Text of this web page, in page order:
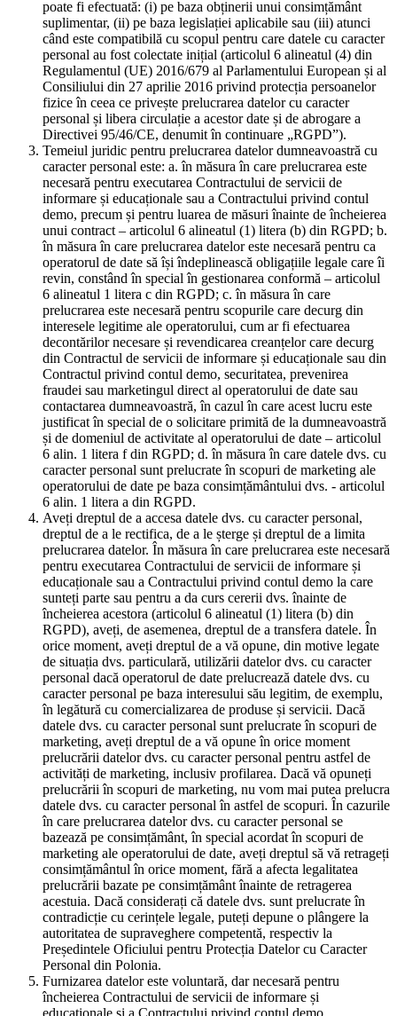
poate fi efectuată: (i) pe baza obținerii unui consimțământ
suplimentar, (ii) pe baza legislației aplicabile sau (iii) atunci
când este compatibilă cu scopul pentru care datele cu caracter
personal au fost colectate inițial (articolul 6 alineatul (4) din
Regulamentul (UE) 2016/679 al Parlamentului European și al
Consiliului din 27 aprilie 2016 privind protecția persoanelor
fizice în ceea ce privește prelucrarea datelor cu caracter
personal și libera circulație a acestor date și de abrogare a
Directivei 95/46/CE, denumit în continuare „RGPD”).
Temeiul juridic pentru prelucrarea datelor dumneavoastră cu
caracter personal este: a. în măsura în care prelucrarea este
necesară pentru executarea Contractului de servicii de
informare și educaționale sau a Contractului privind contul
demo, precum și pentru luarea de măsuri înainte de încheierea
unui contract – articolul 6 alineatul (1) litera (b) din RGPD; b.
în măsura în care prelucrarea datelor este necesară pentru ca
operatorul de date să își îndeplinească obligațiile legale care îi
revin, constând în special în gestionarea conformă – articolul
6 alineatul 1 litera c din RGPD; c. în măsura în care
prelucrarea este necesară pentru scopurile care decurg din
interesele legitime ale operatorului, cum ar fi efectuarea
decontărilor necesare și revendicarea creanțelor care decurg
din Contractul de servicii de informare și educaționale sau din
Contractul privind contul demo, securitatea, prevenirea
fraudei sau marketingul direct al operatorului de date sau
contactarea dumneavoastră, în cazul în care acest lucru este
justificat în special de o solicitare primită de la dumneavoastră
și de domeniul de activitate al operatorului de date – articolul
6 alin. 1 litera f din RGPD; d. în măsura în care datele dvs. cu
caracter personal sunt prelucrate în scopuri de marketing ale
operatorului de date pe baza consimțământului dvs. - articolul
6 alin. 1 litera a din RGPD.
Aveți dreptul de a accesa datele dvs. cu caracter personal,
dreptul de a le rectifica, de a le șterge și dreptul de a limita
prelucrarea datelor. În măsura în care prelucrarea este necesară
pentru executarea Contractului de servicii de informare și
educaționale sau a Contractului privind contul demo la care
sunteți parte sau pentru a da curs cererii dvs. înainte de
încheierea acestora (articolul 6 alineatul (1) litera (b) din
RGPD), aveți, de asemenea, dreptul de a transfera datele. În
orice moment, aveți dreptul de a vă opune, din motive legate
de situația dvs. particulară, utilizării datelor dvs. cu caracter
personal dacă operatorul de date prelucrează datele dvs. cu
caracter personal pe baza interesului său legitim, de exemplu,
în legătură cu comercializarea de produse și servicii. Dacă
datele dvs. cu caracter personal sunt prelucrate în scopuri de
marketing, aveți dreptul de a vă opune în orice moment
prelucrării datelor dvs. cu caracter personal pentru astfel de
activități de marketing, inclusiv profilarea. Dacă vă opuneți
prelucrării în scopuri de marketing, nu vom mai putea prelucra
datele dvs. cu caracter personal în astfel de scopuri. În cazurile
în care prelucrarea datelor dvs. cu caracter personal se
bazează pe consimțământ, în special acordat în scopuri de
marketing ale operatorului de date, aveți dreptul să vă retrageți
consimțământul în orice moment, fără a afecta legalitatea
prelucrării bazate pe consimțământ înainte de retragerea
acestuia. Dacă considerați că datele dvs. sunt prelucrate în
contradicție cu cerințele legale, puteți depune o plângere la
autoritatea de supraveghere competentă, respectiv la
Președintele Oficiului pentru Protecția Datelor cu Caracter
Personal din Polonia.
Furnizarea datelor este voluntară, dar necesară pentru
încheierea Contractului de servicii de informare și
educaționale și a Contractului privind contul demo.